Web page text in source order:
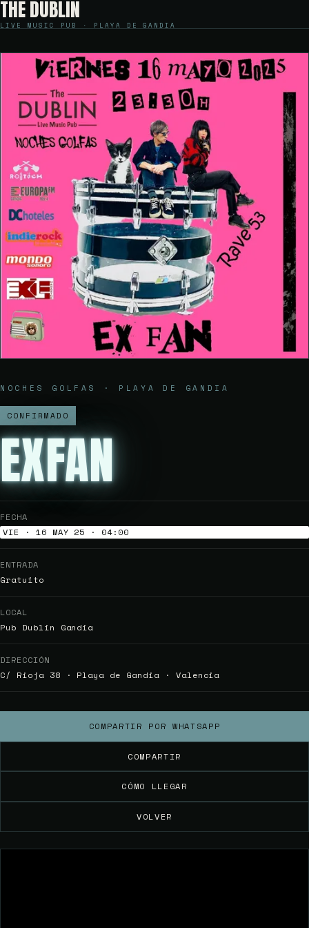
THE DUBLIN
LIVE MUSIC PUB · PLAYA DE GANDIA
NOCHES GOLFAS · PLAYA DE GANDIA
CONFIRMADO
EXFAN
FECHA
VIE · 16 MAY 25 · 04:00
ENTRADA
Gratuito
LOCAL
Pub Dublin Gandia
DIRECCIÓN
C/ Rioja 38 · Playa de Gandia · Valencia
COMPARTIR POR WHATSAPP
COMPARTIR
CÓMO LLEGAR
VOLVER